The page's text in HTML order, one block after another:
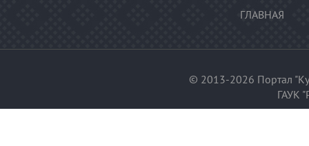
ГЛАВНАЯ
© 2013-2026 Портал
ГАУК